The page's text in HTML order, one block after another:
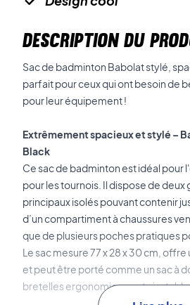
DESCRIPTION DU
Sac de badminton Babolat stylé,
parfait pour ceux qui ont besoin de
pour leur équipement !
Extrêmement spacieux et stylé –
Black
Ce sac de badminton est idéal
pour les tournois. Il dispose de
principaux isolés pouvant contenir
d’un compartiment à chaussures
que de plusieurs poches pratiques
Le sac mesure 77 x 28 x 30 cm,
et peut être porté comme un sac à
bretelles ergonomiques et